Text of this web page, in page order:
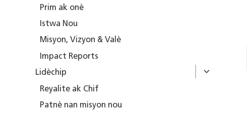
Prim ak onè
Istwa Nou
Misyon, Vizyon & Valè
Impact Reports
Lidèchip
Reyalite ak Chif
Patnè nan misyon nou